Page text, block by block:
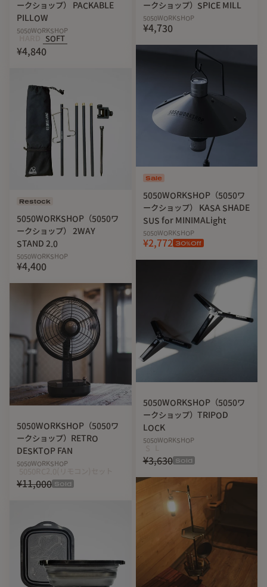
ークショップ） PACKABLE
PILLOW
5050WORKSHOP
SOFT
¥4,840
Restock
5050WORKSHOP（5050ワ
ークショップ） 2WAY
STAND 2.0
5050WORKSHOP
¥4,400
5050WORKSHOP（5050ワ
ークショップ）RETRO
DESKTOP FAN
5050WORKSHOP
¥11,000 Sold
ークショップ）SPICE MILL
5050WORKSHOP
¥4,730
Sale
5050WORKSHOP（5050ワ
ークショップ） KASA SHADE
SUS for MINIMALight
5050WORKSHOP
¥2,772 30%Off
5050WORKSHOP（5050ワ
ークショップ）TRIPOD
LOCK
5050WORKSHOP
¥3,630 Sold